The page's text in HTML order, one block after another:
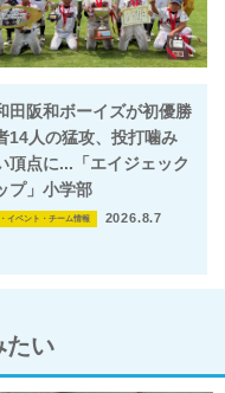
田阪和ボーイズが初優勝
14人の猛攻、投打噛み
頂点に...「エイジェック
プ」小学部
イベント・チーム情報 2026.8.7
たい